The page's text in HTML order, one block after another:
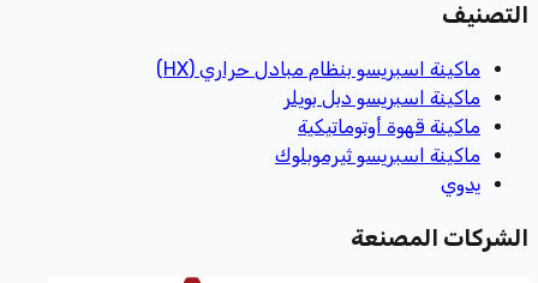
التصنيف
ماكينة اسبريسو بنظام مبادل حراري (HX)
ماكينة اسبريسو دبل بويلر
ماكينة قهوة أوتوماتيكية
ماكينة اسبريسو ثيرموبلوك
يدوي
الشركات المصنعة